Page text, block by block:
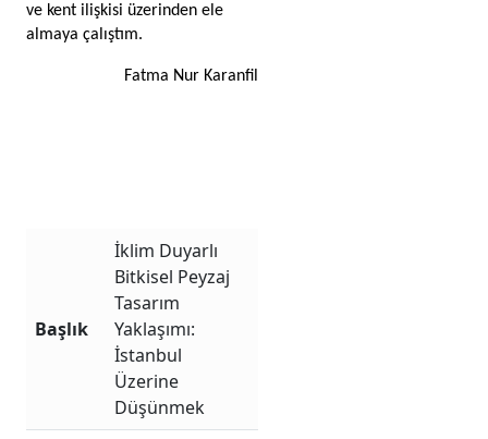
ve kent ilişkisi üzerinden ele
almaya çalıştım.
Fatma Nur Karanfil
Başlık
İklim Duyarlı
Bitkisel Peyzaj
Tasarım
Yaklaşımı:
İstanbul
Üzerine
Düşünmek